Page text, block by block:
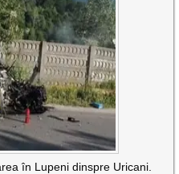
în Lupeni dinspre Uricani.